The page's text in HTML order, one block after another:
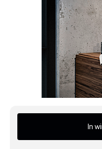
Meer Porsche
Porsche informatie
In